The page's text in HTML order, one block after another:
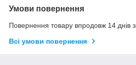
Умови повернення
Повернення товару впродовж 14 днів
Всі умови повернення